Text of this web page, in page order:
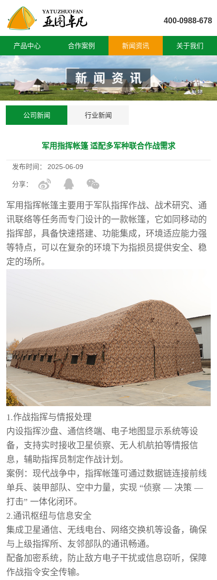
400-0988-678
产品中心 合作案例 新闻资讯 关于我们
公司新闻 行业新闻
军用指挥帐篷 适配多军种联合作战需求
发布时间： 2025-06-09
分享：
军用指挥帐篷主要用于军队指挥作战、战术研究、通
讯联络等任务而专门设计的一款帐篷，它如同移动的
指挥部，具备快速搭建、功能集成，环境适应能力强
等特点，可以在复杂的环境下为指损员提供安全、稳
定的场所。
1.作战指挥与情报处理
内设指挥沙盘、通信终端、电子地图显示系统等设
备，支持实时接收卫星侦察、无人机航拍等情报信
息，辅助指挥员制定作战计划。
案例：现代战争中，指挥帐篷可通过数据链连接前线
单兵、装甲部队、空中力量，实现 “侦察 — 决策 —
打击” 一体化闭环。
2.通讯枢纽与信息安全
集成卫星通信、无线电台、网络交换机等设备，确保
与上级指挥所、友邻部队的通讯畅通。
配备加密系统，防止敌方电子干扰或信息窃听，保障
作战指令安全传输。